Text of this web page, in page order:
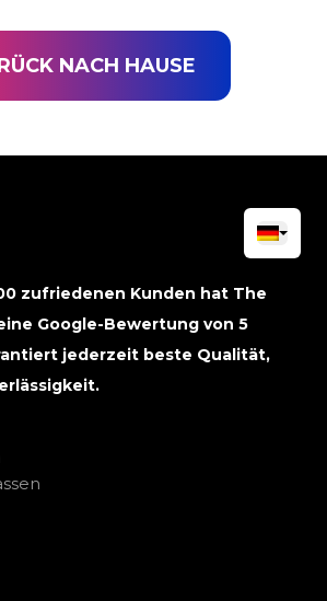
NACH HAUSE
zufriedenen Kunden hat The
Google-Bewertung von 5
jederzeit beste Qualität,